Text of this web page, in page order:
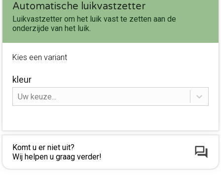
Automatische luikvastzetter
Luikvastzetter om het luik vast te zetten aan de
onderzijde van het luik.
Kies een variant
kleur
Uw keuze...
Komt u er niet uit?
Wij helpen u graag verder!